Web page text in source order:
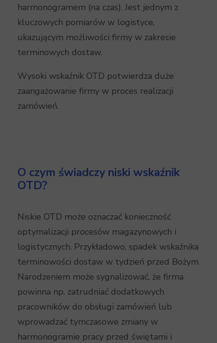
harmonogramem (na czas). Jest jednym z
kluczowych pomiarów w logistyce,
ukazującym możliwości firmy w zakresie
terminowych dostaw.
Wysoki wskaźnik OTD potwierdza duże
zaangażowanie firmy w proces realizacji
zamówień.
O czym świadczy niski wskaźnik
OTD?
Niskie OTD może oznaczać konieczność
optymalizacji procesów magazynowych i
logistycznych. Przykładowo, spadek wskaźnika
terminowości dostaw w tydzień przed Bożym
Narodzeniem może sygnalizować, że firma
powinna np. zatrudniać dodatkowych
pracowników do obsługi zamówień lub
wprowadzać tymczasowe zmiany w
harmonogramie pracy przed świętami i